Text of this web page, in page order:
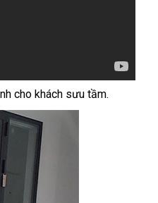
cho khách sưu tầm.